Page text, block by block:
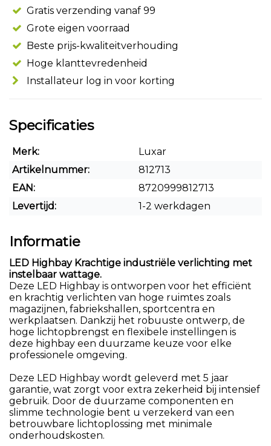
Gratis verzending vanaf 99
Grote eigen voorraad
Beste prijs-kwaliteitverhouding
Hoge klanttevredenheid
Installateur log in voor korting
Specificaties
Merk:
Luxar
Artikelnummer:
812713
EAN:
8720999812713
Levertijd:
1-2 werkdagen
Informatie
LED Highbay Krachtige industriële verlichting met
instelbaar wattage.
Deze LED Highbay is ontworpen voor het efficiënt
en krachtig verlichten van hoge ruimtes zoals
magazijnen, fabriekshallen, sportcentra en
werkplaatsen. Dankzij het robuuste ontwerp, de
hoge lichtopbrengst en flexibele instellingen is
deze highbay een duurzame keuze voor elke
professionele omgeving.
Deze LED Highbay wordt geleverd met 5 jaar
garantie, wat zorgt voor extra zekerheid bij intensief
gebruik. Door de duurzame componenten en
slimme technologie bent u verzekerd van een
betrouwbare lichtoplossing met minimale
onderhoudskosten.